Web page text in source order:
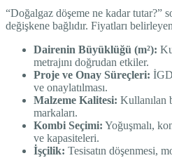
“Doğalgaz döşeme ne kadar tutar?”
değişkene bağlıdır. Fiyatları
Dairenin Büyüklüğü (m²):
metrajını doğrudan etkiler.
Proje ve Onay Süreçleri:
ve onaylatılması.
Malzeme Kalitesi: Kullanılan
markaları.
Kombi Seçimi: Yoğuşmalı,
ve kapasiteleri.
İşçilik: Tesisatın döşenmesi,